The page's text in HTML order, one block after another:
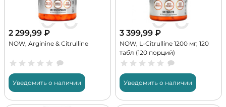
2 299,99 ₽
NOW, Arginine & Citrulline
Уведомить о наличии
3 399,99 ₽
NOW, L-Citrulline 1200 мг, 120
табл (120 порций)
Уведомить о наличии